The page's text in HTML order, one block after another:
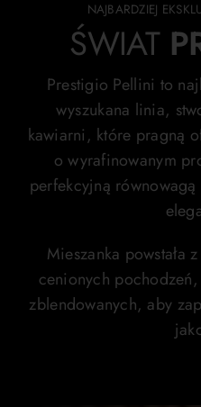
NAJBARDZIEJ
ŚWIAT
Prestigio Pellini to
wyszukana linia,
kawiarni, które pragną
o wyrafinowanym
perfekcyjną
Mieszanka powstała
cenionych
zblendowanych, aby